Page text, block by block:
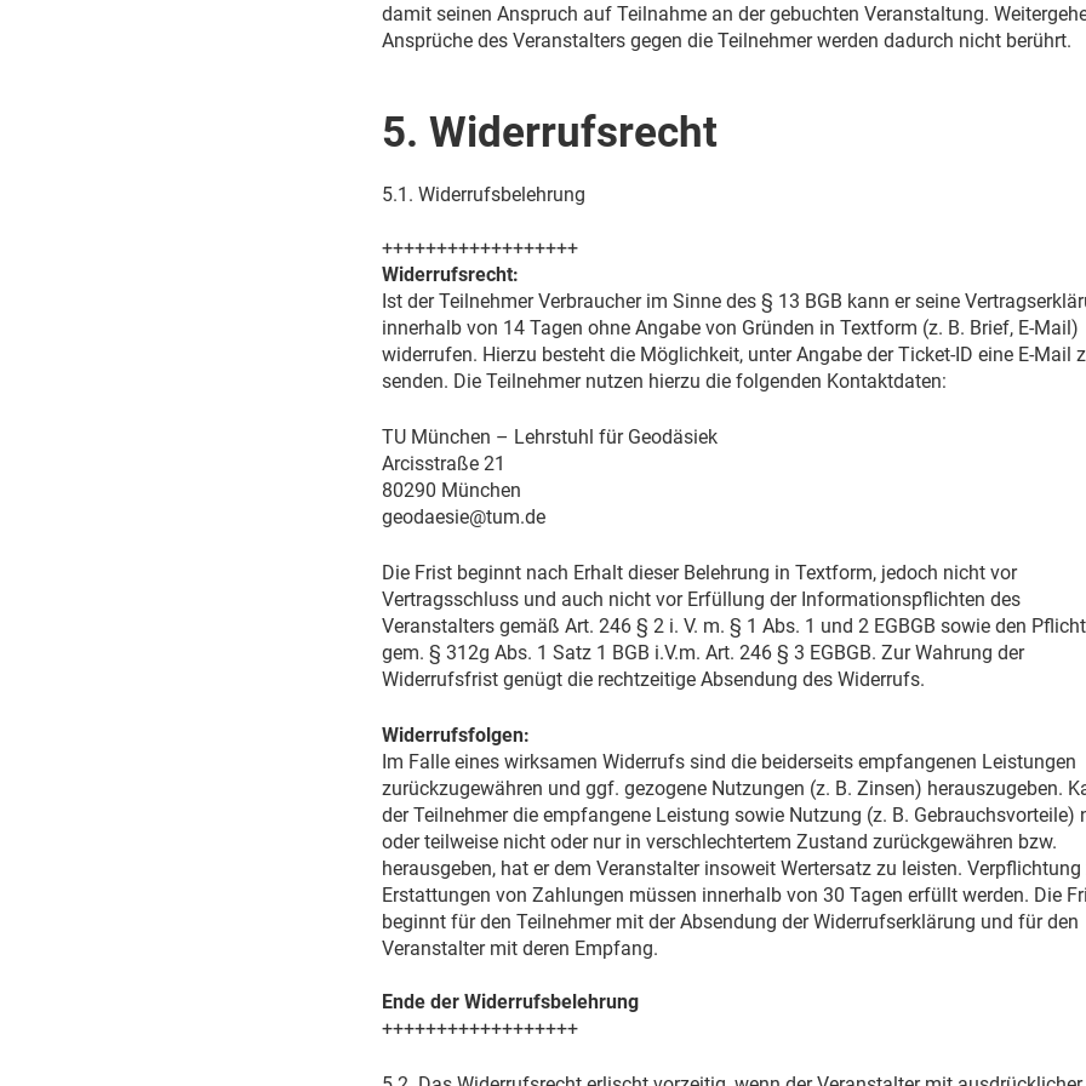
damit seinen Anspruch auf Teilnahme an der gebuchten Veranstaltung.
Ansprüche des Veranstalters gegen die Teilnehmer werden dadurch nicht berührt.
5. Widerrufsrecht
5.1. Widerrufsbelehrung
++++++++++++++++++
Widerrufsrecht:
Ist der Teilnehmer Verbraucher im Sinne des § 13 BGB kann er seine
innerhalb von 14 Tagen ohne Angabe von Gründen in Textform (z. B. Brief, E-Mail)
widerrufen. Hierzu besteht die Möglichkeit, unter Angabe der Ticket-ID eine E-Mail
senden. Die Teilnehmer nutzen hierzu die folgenden Kontaktdaten:
TU München – Lehrstuhl für Geodäsiek
Arcisstraße 21
80290 München
geodaesie@tum.de
Die Frist beginnt nach Erhalt dieser Belehrung in Textform, jedoch nicht vor
Vertragsschluss und auch nicht vor Erfüllung der Informationspflichten des
Veranstalters gemäß Art. 246 § 2 i. V. m. § 1 Abs. 1 und 2 EGBGB sowie den
gem. § 312g Abs. 1 Satz 1 BGB i.V.m. Art. 246 § 3 EGBGB. Zur Wahrung der
Widerrufsfrist genügt die rechtzeitige Absendung des Widerrufs.
Widerrufsfolgen:
Im Falle eines wirksamen Widerrufs sind die beiderseits empfangenen Leistungen
zurückzugewähren und ggf. gezogene Nutzungen (z. B. Zinsen) herauszugeben.
der Teilnehmer die empfangene Leistung sowie Nutzung (z. B. Gebrauchsvorteile)
oder teilweise nicht oder nur in verschlechtertem Zustand zurückgewähren bzw.
herausgeben, hat er dem Veranstalter insoweit Wertersatz zu leisten. Verpflichtung
Erstattungen von Zahlungen müssen innerhalb von 30 Tagen erfüllt werden. Die
beginnt für den Teilnehmer mit der Absendung der Widerrufserklärung und für den
Veranstalter mit deren Empfang.
Ende der Widerrufsbelehrung
++++++++++++++++++